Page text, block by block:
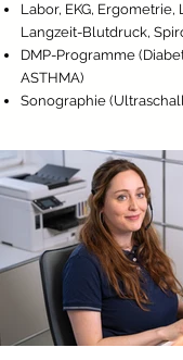
Labor, EKG, Ergometrie,
Langzeit-Blutdruck,
DMP-Programme
ASTHMA)
Sonographie